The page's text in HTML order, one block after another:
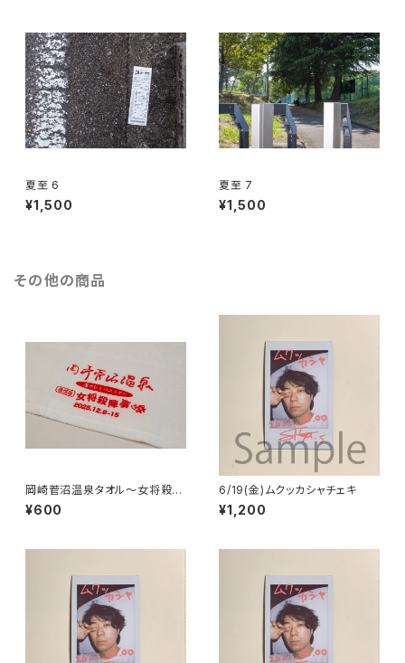
夏至 6
¥1,500
夏至 7
¥1,500
その他の商品
岡崎菅沼温泉タオル〜女将殺陣
事件〜
¥600
6/19(金)ムクッカシャチェキ
¥1,200